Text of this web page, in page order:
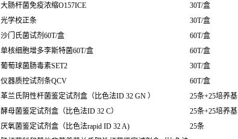
大肠杆菌免疫浓缩O157ICE
30T/盒
光学校正条
30T/盒
沙门氏菌试剂60T/盒
60T/盒
单核细胞增多李斯特菌60T/盒
60T/盒
葡萄球菌肠毒素SET2
30T/盒
仪器质控试剂条QCV
60T/盒
革兰氏阴性杆菌鉴定试剂盒（比色法ID 32 GN ）
25条+25培养基
酵母菌鉴定试剂盒（比色法ID 32 C）
25条+25培养基
厌氧菌鉴定试剂盒（比色法rapid ID 32 A)
25条